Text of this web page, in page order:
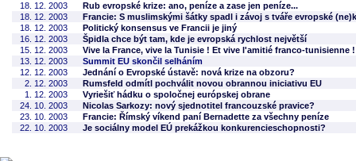
18. 12. 2003
Rub evropské krize: ano, peníze a zase jen peníze...
18. 12. 2003
Francie: S muslimskými šátky spadl i závoj s tváře evropské
18. 12. 2003
Politický konsensus ve Francii je jiný
16. 12. 2003
Špidla chce být tam, kde je evropská rychlost největší
15. 12. 2003
Vive la France, vive la Tunisie ! Et vive l'amitié franco-tunisienne !
13. 12. 2003
Summit EU skončil selháním
12. 12. 2003
Jednání o Evropské ústavě: nová krize na obzoru?
2. 12. 2003
Rumsfeld odmítl pochválit novou obrannou iniciativu EU
1. 12. 2003
Vyriešiť hádku o spoločnej európskej obrane
24. 10. 2003
Nicolas Sarkozy: nový sjednotitel francouzské pravice?
23. 10. 2003
Francie: Římský víkend paní Bernadette za všechny peníze
22. 10. 2003
Je sociálny model EÚ prekážkou konkurencieschopnosti?